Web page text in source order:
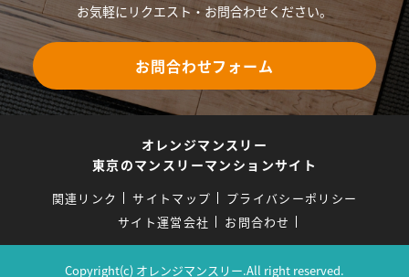
お気軽にリクエスト・お問合わせください。
お問合わせフォーム
オレンジマンスリー
東京のマンスリーマンションサイト
関連リンク サイトマップ
プライバシーポリシー
サイト運営会社
お問合わせ
Copyright(c) オレンジマンスリー.All right reserved.